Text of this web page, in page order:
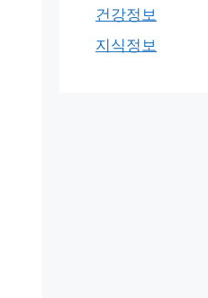
건강정보
지식정보